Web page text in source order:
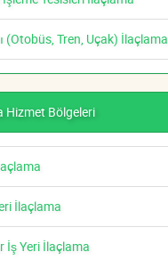
(Otobüs, Tren, Uçak) İlaçlama
Hizmet Bölgeleri
İlaçlama
İş Yeri İlaçlama